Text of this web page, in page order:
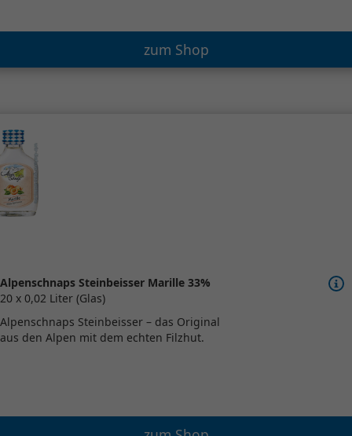
zum Shop
Alpenschnaps Steinbeisser Marille 33%
20 x 0,02 Liter (Glas)
Alpenschnaps Steinbeisser – das Original
aus den Alpen mit dem echten Filzhut.